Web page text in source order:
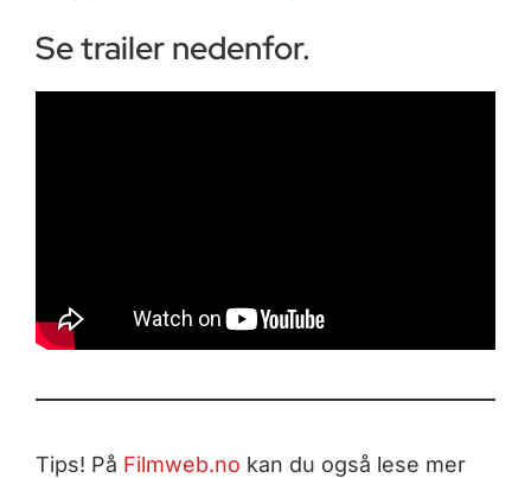
Se trailer nedenfor.
Tips! På Filmweb.no kan du også lese mer